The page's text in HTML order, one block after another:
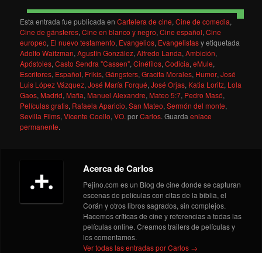
Esta entrada fue publicada enCartelera de cine,Cine de comedia,
Cine de gánsteres,Cine en blanco y negro,Cine español,Cine
europeo, El nuevo testamento, Evangelios, Evangelistasy etiquetada
Adolfo Waitzman,Agustín González,Alfredo Landa,Ambición,
Apóstoles,Casto Sendra "Cassen",Cinéfilos,Codicia,eMule,
Escritores, Español, Frikis,Gángsters,Gracita Morales, Humor,José
Luis López Vázquez,José María Forqué,José Orjas, Katia Loritz, Lola
Gaos, Madrid, Mafia, Manuel Alexandre, Mateo 5:7, Pedro Masó,
Películas gratis, Rafaela Aparicio,San Mateo,Sermón del monte,
Sevilla Films,Vicente Coello,VO. porCarlos. Guardaenlace
permanente.
Acerca de Carlos
Pejino.com es un Blog de cine donde se capturan
escenas de películas con citas de la biblia, el
Corán y otros libros sagrados, sin complejos.
Hacemos críticas de cine y referencias a todas las
películas online. Creamos trailers de películas y
los comentamos.
Ver todas las entradas por Carlos →